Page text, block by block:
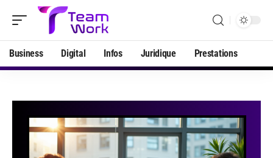
Business Digital Infos Juridique Prestations